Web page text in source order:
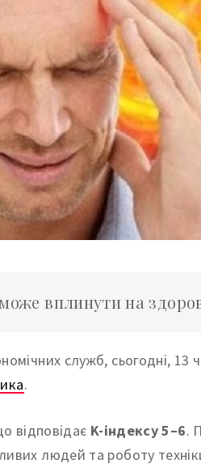
вплинути на
служб, сьогодні,
.
відповідає K-індексу 5–6.
людей та роботу